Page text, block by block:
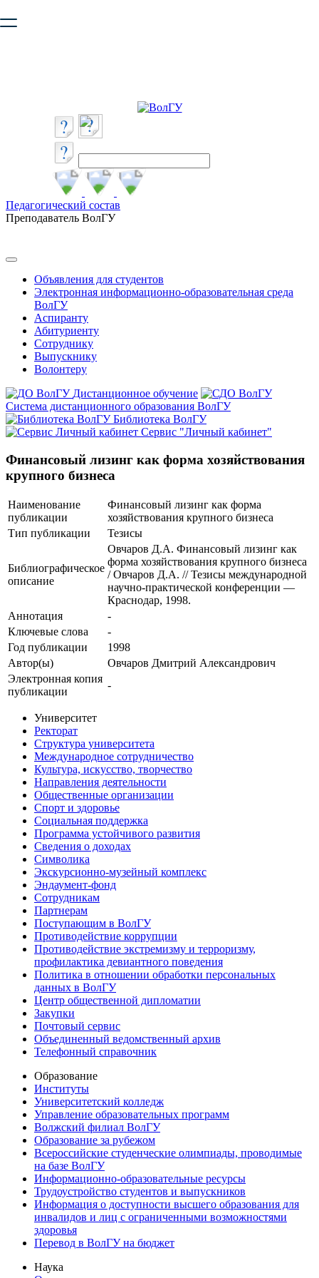
безопасную работу с сайтом. Пожалуйста
Педагогический состав
Преподаватель ВолГУ
Объявления для студентов
Электронная информационно-образовательная среда
ВолГУ
Аспиранту
Абитуриенту
Сотруднику
Выпускнику
Волонтеру
Дистанционное обучение
Система дистанционного образования ВолГУ
Библиотека ВолГУ
Сервис "Личный кабинет"
Финансовый лизинг как форма хозяйствования
крупного бизнеса
Наименование
публикации
Финансовый лизинг как форма
хозяйствования крупного бизнеса
Тип публикации
Тезисы
Библиографическое
описание
Овчаров Д.А. Финансовый лизинг как
форма хозяйствования крупного бизнеса
/ Овчаров Д.А. // Тезисы международной
научно-практической конференции —
Краснодар, 1998.
Аннотация
-
Ключевые cлова
-
Год публикации
1998
Автор(ы)
Овчаров Дмитрий Александрович
Электронная копия
публикации
-
Университет
Ректорат
Структура университета
Международное сотрудничество
Культура, искусство, творчество
Направления деятельности
Общественные организации
Спорт и здоровье
Социальная поддержка
Программа устойчивого развития
Сведения о доходах
Символика
Экскурсионно-музейный комплекс
Эндаумент-фонд
Сотрудникам
Партнерам
Поступающим в ВолГУ
Противодействие коррупции
Противодействие экстремизму и терроризму,
профилактика девиантного поведения
Политика в отношении обработки персональных
данных в ВолГУ
Центр общественной дипломатии
Закупки
Почтовый сервис
Объединенный ведомственный архив
Телефонный справочник
Образование
Институты
Университетский колледж
Управление образовательных программ
Волжский филиал ВолГУ
Образование за рубежом
Всероссийские студенческие олимпиады, проводимые
на базе ВолГУ
Информационно-образовательные ресурсы
Трудоустройство студентов и выпускников
Информация о доступности высшего образования для
инвалидов и лиц с ограниченными возможностями
здоровья
Перевод в ВолГУ на бюджет
Наука